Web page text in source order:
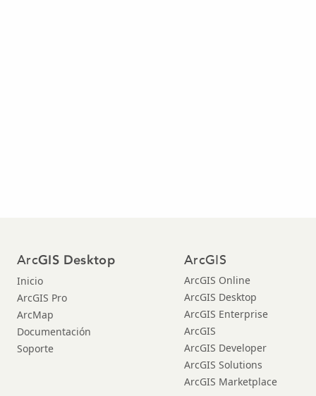
ArcGIS Desktop
Inicio
ArcGIS Pro
ArcMap
Documentación
Soporte
ArcGIS
ArcGIS Online
ArcGIS Desktop
ArcGIS Enterprise
ArcGIS
ArcGIS Developer
ArcGIS Solutions
ArcGIS Marketplace